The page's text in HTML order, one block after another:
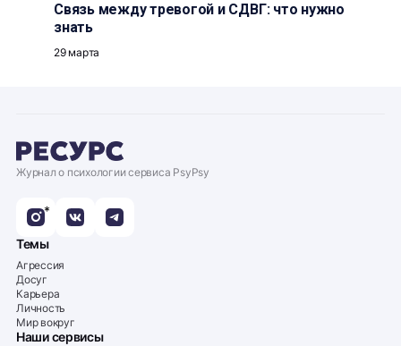
Связь между тревогой и СДВГ: что нужно
знать
29 марта
Журнал о психологии сервиса PsyPsy
*
Темы
Агрессия
Досуг
Карьера
Личность
Мир вокруг
Наши сервисы